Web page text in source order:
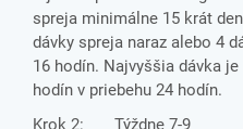
spreja minimálne 15 krát
dávky spreja naraz alebo 4
16 hodín. Najvyššia dávka
hodín v priebehu 24 hodín.
Krok 2: Týždne 7-9